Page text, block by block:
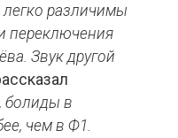
различимы
переключения
Звук другой
болиды в
чем в Ф1.